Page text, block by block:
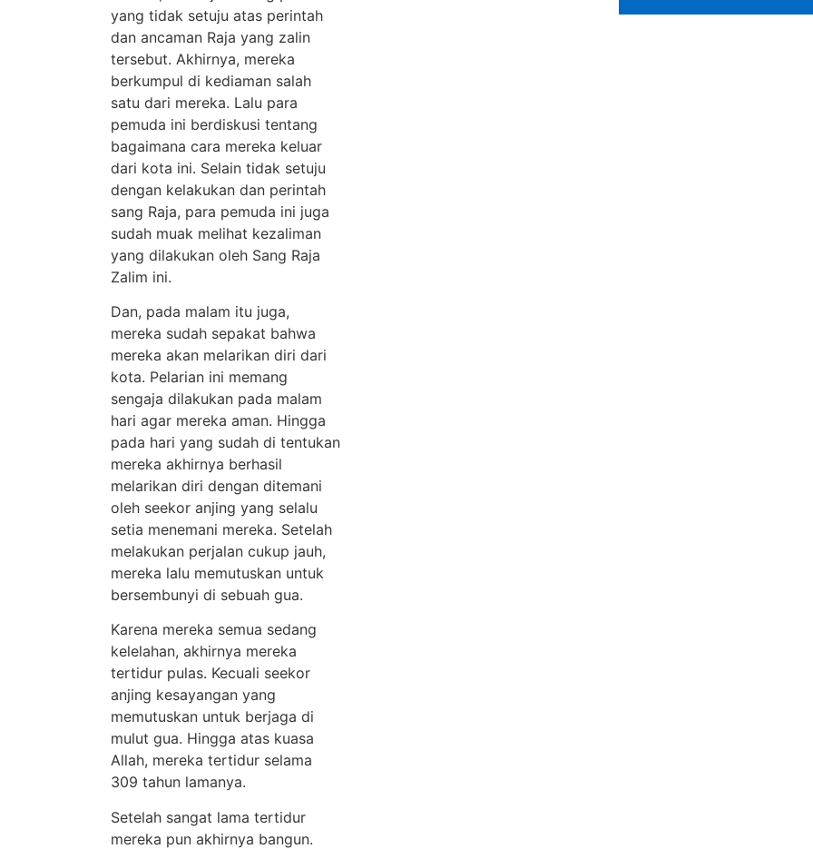
yang tidak setuju atas perintah
dan ancaman Raja yang zalin
tersebut. Akhirnya, mereka
berkumpul di kediaman salah
satu dari mereka. Lalu para
pemuda ini berdiskusi tentang
bagaimana cara mereka keluar
dari kota ini. Selain tidak setuju
dengan kelakukan dan perintah
sang Raja, para pemuda ini juga
sudah muak melihat kezaliman
yang dilakukan oleh Sang Raja
Zalim ini.
Dan, pada malam itu juga,
mereka sudah sepakat bahwa
mereka akan melarikan diri dari
kota. Pelarian ini memang
sengaja dilakukan pada malam
hari agar mereka aman. Hingga
pada hari yang sudah di tentukan
mereka akhirnya berhasil
melarikan diri dengan ditemani
oleh seekor anjing yang selalu
setia menemani mereka. Setelah
melakukan perjalan cukup jauh,
mereka lalu memutuskan untuk
bersembunyi di sebuah gua.
Karena mereka semua sedang
kelelahan, akhirnya mereka
tertidur pulas. Kecuali seekor
anjing kesayangan yang
memutuskan untuk berjaga di
mulut gua. Hingga atas kuasa
Allah, mereka tertidur selama
309 tahun lamanya.
Setelah sangat lama tertidur
mereka pun akhirnya bangun.